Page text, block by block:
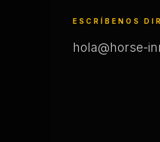
ESCRÍBENOS
hola@horse-